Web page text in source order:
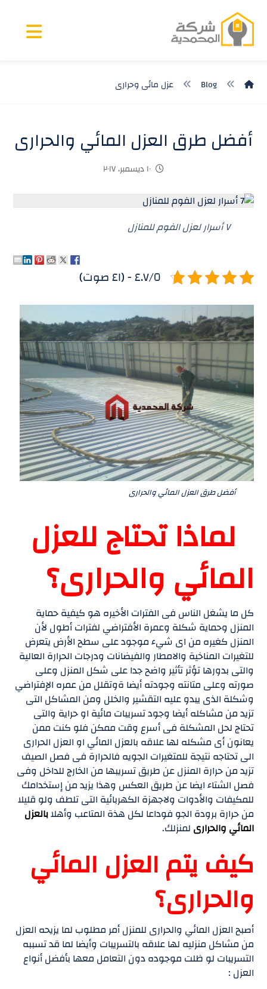
Blog عزل مائى وحرارى
أفضل طرق العزل المائي والحرارى
١٠ ديسمبر، ٢٠١٧
٧ أسرار لعزل الفوم للمنازل
٤.٧/٥ - (٤١ صوت)
أفضل طرق العزل المائي والحرارى
لماذا تحتاج للعزل
المائي والحرارى؟
كل ما يشغل الناس فى الفترات الأخيره هو كيفية حماية
المنزل وحماية شكلة وعمرة الأفتراضي لفترات أطول لأن
المنزل كغيره من اى شيء موجود على سطح الأرض يتعرض
للتغيرات المناخية والامطار والفيضانات ودرجات الحرارة العالية
والتى بدورها تؤثر تأثير واضح جدا على شكل المنزل وعلى
صورته وعلى متانته وجودته أيضا ةوتقلل من عمره الإفتراضي
وشكلة الذى يبدو عليه التقشير والخلل ومن المشاكل التى
تزيد من مشاكله أيضا وجود تسريبات مائية او حراية والتى
تحتاج لحل المشكلة فى أسرع وقت ممكن فلو كنت ممن
يعانون أى مشكله لها علاقه بالعزل المائي او العزل الحرارى
الى تحتاجه نتيجة للمتغيرات الجويه فالحرارة فى فصل الصيف
تزيد من حرارة المنزل عن طريق تسريبها من الخارج للداخل وفى
فصل الشتاء ايضا عن طريق العكس وهذا يزيد من إستخدامك
للمكيفات والأدوات ولاجهزة الكهربائية التى تلطف ولو قليلا
من حرارة برودة الجو فوداعا لكل هذة المتاعب وأهلابالعزل
المائي والحرارى لمنزلك.
كيف يتم العزل المائي
والحرارى؟
أصبح العزل المائي والحرارى للمنزل أمر مطلوب لما يزيحه العزل
من مشاكل منزليه لها علاقه بالتسريبات وأيضا لما قد تسببه
التسريبات لو ظلت موجوده دون التعامل معها بأفضل أنواع
العزل :